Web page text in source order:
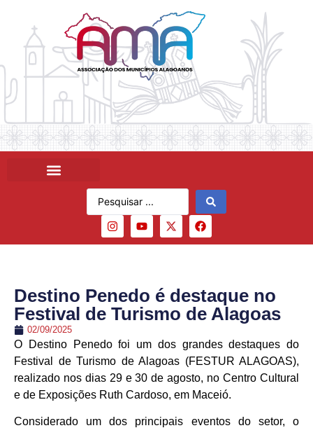
Destino Penedo é destaque no
Festival de Turismo de Alagoas
02/09/2025
O Destino Penedo foi um dos grandes destaques do
Festival de Turismo de Alagoas (FESTUR ALAGOAS),
realizado nos dias 29 e 30 de agosto, no Centro Cultural
e de Exposições Ruth Cardoso, em Maceió.
Considerado um dos principais eventos do setor, o